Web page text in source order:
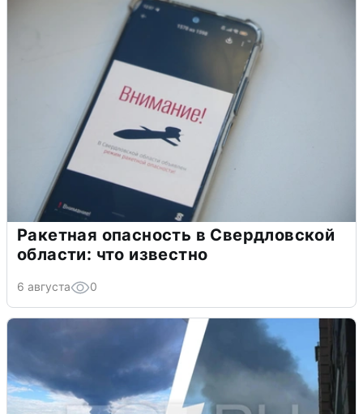
Ракетная опасность в Свердловской
области: что известно
6 августа 0